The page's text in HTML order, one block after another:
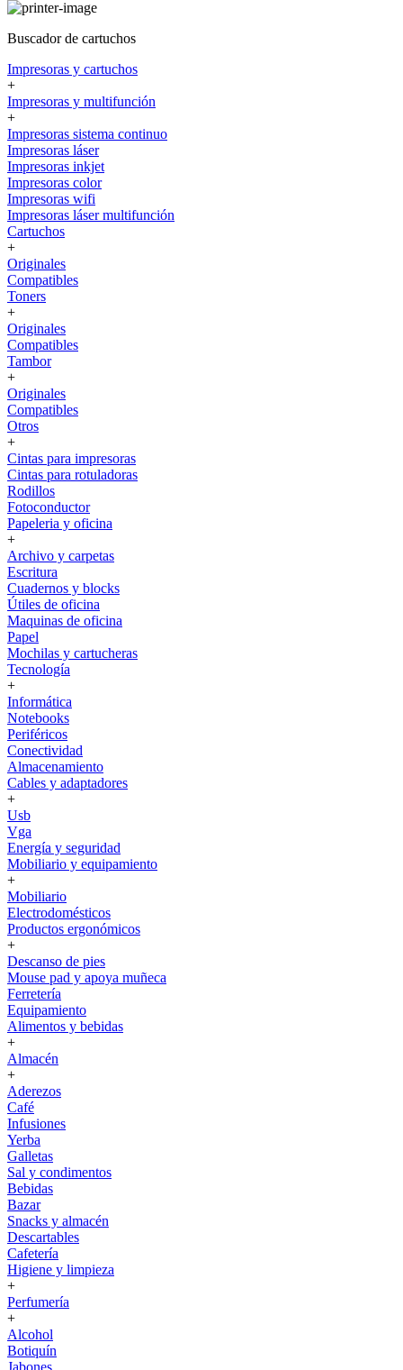
Buscador de cartuchos
Impresoras y cartuchos
+
Impresoras y multifunción
+
Impresoras sistema continuo
Impresoras láser
Impresoras inkjet
Impresoras color
Impresoras wifi
Impresoras láser multifunción
Cartuchos
+
Originales
Compatibles
Toners
+
Originales
Compatibles
Tambor
+
Originales
Compatibles
Otros
+
Cintas para impresoras
Cintas para rotuladoras
Rodillos
Fotoconductor
Papeleria y oficina
+
Archivo y carpetas
Escritura
Cuadernos y blocks
Útiles de oficina
Maquinas de oficina
Papel
Mochilas y cartucheras
Tecnología
+
Informática
Notebooks
Periféricos
Conectividad
Almacenamiento
Cables y adaptadores
+
Usb
Vga
Energía y seguridad
Mobiliario y equipamiento
+
Mobiliario
Electrodomésticos
Productos ergonómicos
+
Descanso de pies
Mouse pad y apoya muñeca
Ferretería
Equipamiento
Alimentos y bebidas
+
Almacén
+
Aderezos
Café
Infusiones
Yerba
Galletas
Sal y condimentos
Bebidas
Bazar
Snacks y almacén
Descartables
Cafetería
Higiene y limpieza
+
Perfumería
+
Alcohol
Botiquín
Jabones